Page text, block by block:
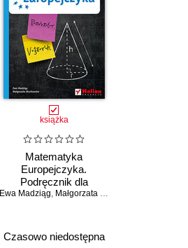
książka
Matematyka
Europejczyka.
Podręcznik dla
gimnazjum. Klasa 3
Ewa Madziąg, Małgorzata Muchowska
Czasowo niedostępna